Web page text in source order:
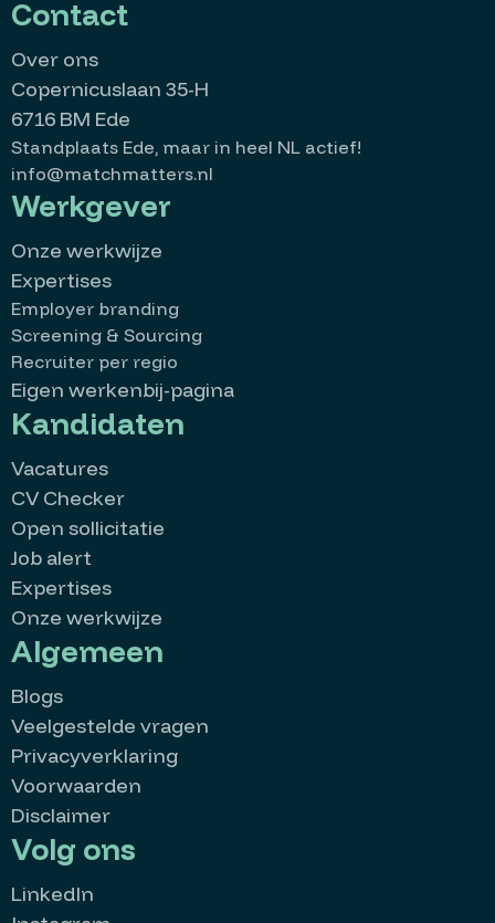
Contact
Over ons
Copernicuslaan 35-H
6716 BM Ede
Standplaats Ede, maar in heel NL actief!
info@matchmatters.nl
Werkgever
Onze werkwijze
Expertises
Employer branding
Screening & Sourcing
Recruiter per regio
Eigen werkenbij-pagina
Kandidaten
Vacatures
CV Checker
Open sollicitatie
Job alert
Expertises
Onze werkwijze
Algemeen
Blogs
Veelgestelde vragen
Privacyverklaring
Voorwaarden
Disclaimer
Volg ons
LinkedIn